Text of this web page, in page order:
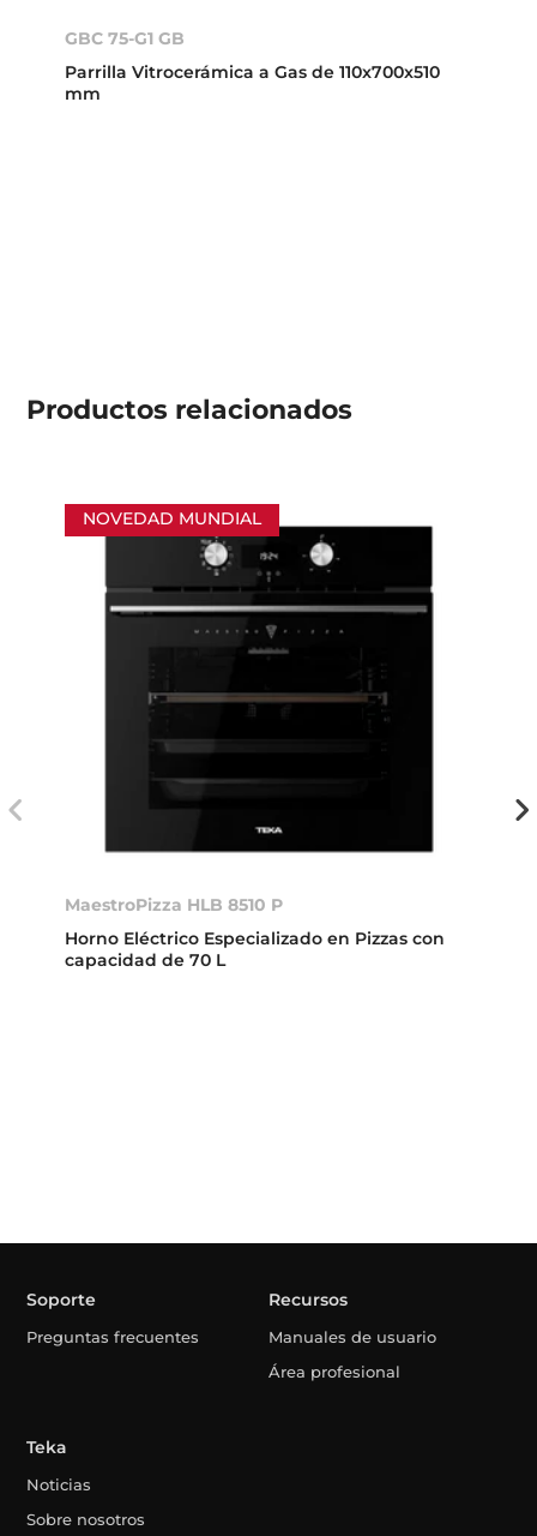
GBC 75-G1 GB
Parrilla Vitrocerámica a Gas de 110x700x510
mm
Productos relacionados
NOVEDAD MUNDIAL
MaestroPizza HLB 8510 P
Horno Eléctrico Especializado en Pizzas con
capacidad de 70 L
Soporte
Preguntas frecuentes
Recursos
Manuales de usuario
Área profesional
Teka
Noticias
Sobre nosotros